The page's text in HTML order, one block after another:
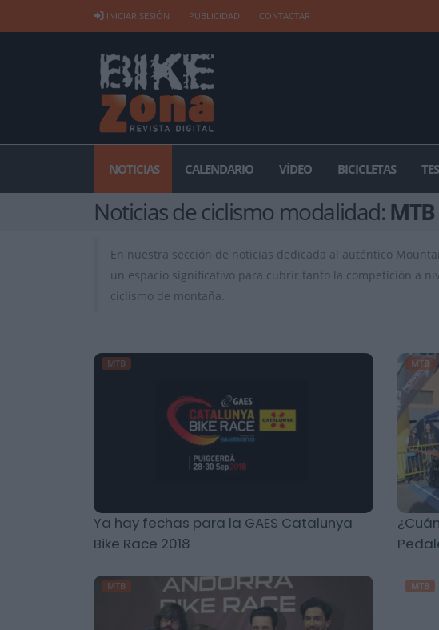
INICIAR SESIÓN PUBLICIDAD CONTACTAR
NOTICIAS CALENDARIO VÍDEO BICICLETAS
Noticias de ciclismo modalidad: MTB
En nuestra sección de noticias dedicada al auténtico
un espacio significativo para cubrir tanto la competición a
ciclismo de montaña.
MTB
Ya hay fechas para la GAES Catalunya
Bike Race 2018
MTB
MTB MTB